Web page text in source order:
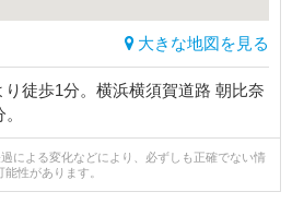
大きな地図を見る
徒歩1分。横浜横須賀道路 朝比奈
による変化などにより、必ずしも正確でない情
性があります。